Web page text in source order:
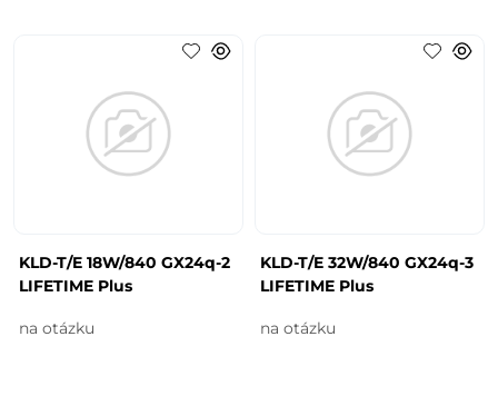
KLD-T/E 18W/840 GX24q-2
LIFETIME Plus
na otázku
KLD-T/E 32W/840 GX24q-3
LIFETIME Plus
na otázku